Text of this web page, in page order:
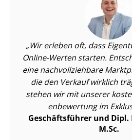
Wir erleben oft, dass
Online-Werten starten.
eine nach­voll­zieh­ba­re
die den Verkauf wirklich
stehen wir mit unserer
en­be­wer­tung im
Geschäftsführer und Dipl.
M.Sc.